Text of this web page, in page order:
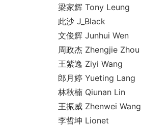
梁家辉 Tony Leung
此沙 J_Black
文俊辉 Junhui Wen
周政杰 Zhengjie Zhou
王紫逸 Ziyi Wang
郎月婷 Yueting Lang
林秋楠 Qiunan Lin
王振威 Zhenwei Wang
李哲坤 Lionet